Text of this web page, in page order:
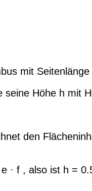
mit
seine Höhe h mit
den
· f , also ist h =